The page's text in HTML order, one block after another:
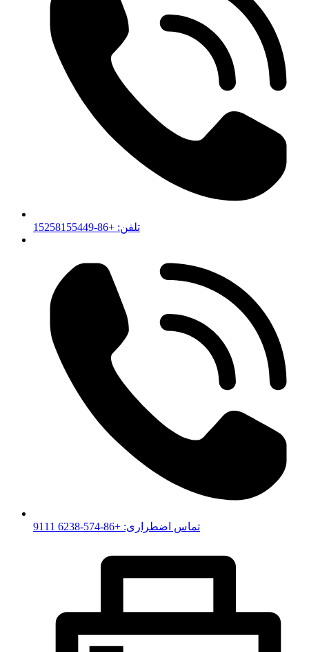
تلفن: +86-15258155449
تماس اضطراری: +86-574-6238 9111